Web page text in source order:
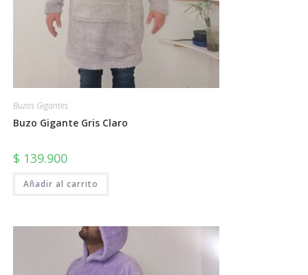
Buzos Gigantes
Buzo Gigante Gris Claro
$ 139.900
Añadir al carrito